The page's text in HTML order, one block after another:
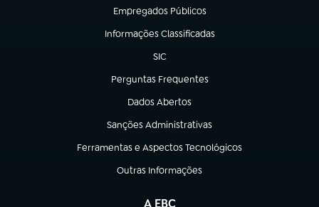
Empregados Públicos
(abre em nova aba)
Informações Classificadas
(abre em nova aba)
SIC
(abre em nova aba)
Perguntas Frequentes
(abre em nova aba)
Dados Abertos
(abre em nova aba)
Sanções Administrativas
(abre em nova aba)
Ferramentas e Aspectos Tecnológicos
(abre em nova aba)
Outras Informações
(abre em nova aba)
A EBC